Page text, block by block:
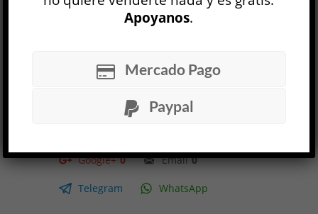
traducción de Inga Pellisa, Anagrama,
Google+ 0 Email 0
Telegram WhatsApp
Apoyanos.
Mercado Pago
Paypal